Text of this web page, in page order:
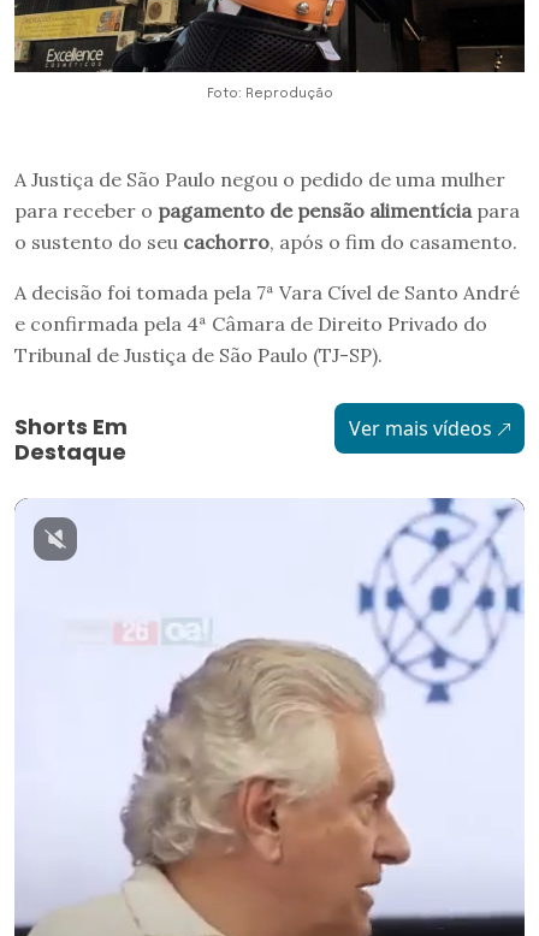
Foto: Reprodução
A Justiça de São Paulo negou o pedido de uma mulher
para receber o pagamento de pensão alimentíciapara
o sustento do seu cachorro, após o fim do casamento.
A decisão foi tomada pela 7ª Vara Cível de Santo André
e confirmada pela 4ª Câmara de Direito Privado do
Tribunal de Justiça de São Paulo (TJ-SP).
Shorts Em
Destaque
Ver mais vídeos